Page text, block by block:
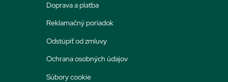
Doprava a platba
Reklamačný poriadok
Odstúpiť od zmluvy
Ochrana osobných údajov
Súbory cookie